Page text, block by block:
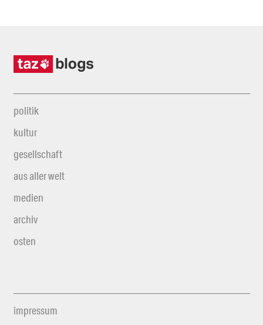
politik
kultur
gesellschaft
aus aller welt
medien
archiv
osten
impressum